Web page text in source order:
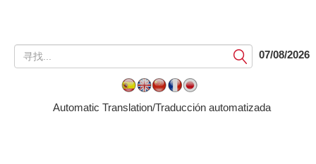
提
交
07/08/2026
Automatic Translation/Traducción automatizada